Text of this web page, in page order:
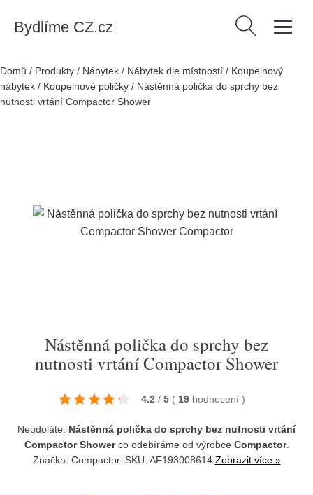
Bydlíme CZ.cz Vyhledávání
Domů / Produkty / Nábytek / Nábytek dle místností / Koupelnový
nábytek / Koupelnové poličky / Nástěnná polička do sprchy bez
nutnosti vrtání Compactor Shower
Nástěnná polička do sprchy bez
nutnosti vrtání Compactor Shower
4.2 / 5 ( 19 hodnocení )
Neodoláte: Nástěnná polička do sprchy bez nutnosti vrtání
Compactor Showerco odebíráme od výrobce Compactor.
Značka: Compactor. SKU: AF193008614 Zobrazit více »